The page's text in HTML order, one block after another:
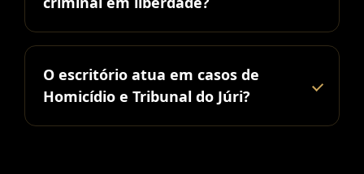
O escritório atua em casos de
Homicídio e Tribunal do Júri?